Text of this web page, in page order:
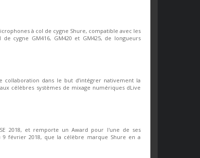
à col de cygne Shure, compatible avec les
cygne GM416, GM420 et GM425, de longueurs
dans le but d’intégrer nativement la
célèbres systèmes de mixage numériques dLive
2018, et remporte un Award pour l'une de ses
9 février 2018, que la célèbre marque Shure en a